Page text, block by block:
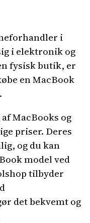
i
i elektronik og
fysisk butik, er
en MacBook
MacBooks og
priser. Deres
og du kan
model ved
tilbyder
det bekvemt og